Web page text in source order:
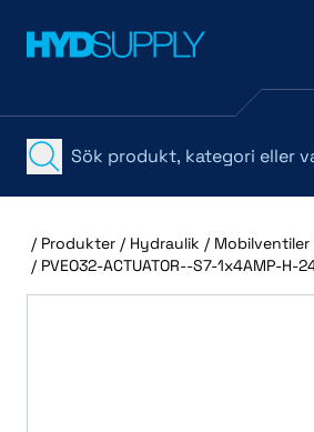
/ Produkter / Hydraulik / Mobilventiler
/ PVEO32-ACTUATOR--S7-1x4AMP-H-